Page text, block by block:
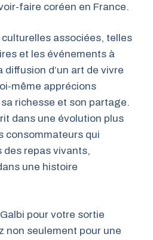
faire coréen en France.
associées, telles
et les événements à
d’un art de vivre
même apprécions
richesse et son partage.
dans une évolution plus
consommateurs qui
repas vivants,
une histoire
pour votre sortie
non seulement pour une